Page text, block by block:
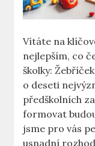
Vítáte na
nejlepším, co
školky:
o deseti
předškolních
formovat
jsme pro vás
usnadní